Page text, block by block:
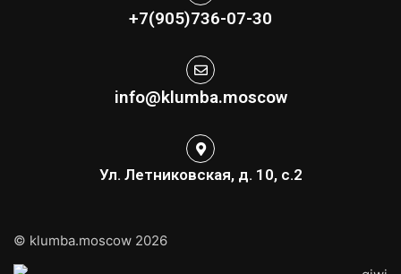
+7(905)736-07-30
info@klumba.moscow
Ул. Летниковская, д. 10, с.2
© klumba.moscow 2026